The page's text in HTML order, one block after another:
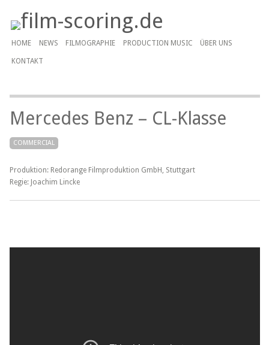
HOME NEWS FILMOGRAPHIE PRODUCTION MUSIC ÜBER UNS
KONTAKT
Mercedes Benz – CL-Klasse
COMMERCIAL
Produktion: Redorange Filmproduktion GmbH, Stuttgart
Regie: Joachim Lincke